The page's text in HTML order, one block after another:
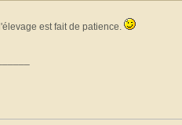
est fait de patience.